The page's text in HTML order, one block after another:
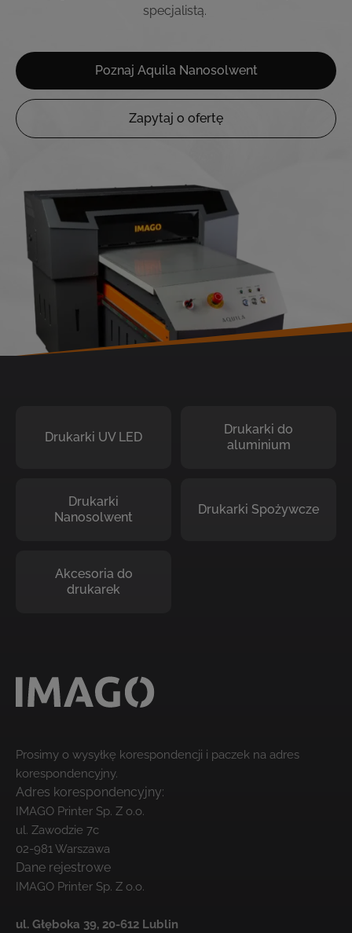
specjalistą.
Poznaj Aquila Nanosolwent
Zapytaj o ofertę
Drukarki UV LED
Drukarki do
aluminium
Drukarki
Nanosolwent
Drukarki Spożywcze
Akcesoria do
drukarek
Prosimy o wysyłkę korespondencji i paczek na adres
korespondencyjny.
Adres korespondencyjny:
IMAGO Printer Sp. Z o.o.
ul. Zawodzie 7c
02-981 Warszawa
Dane rejestrowe
IMAGO Printer Sp. Z o.o.
ul. Głęboka 39, 20-612 Lublin